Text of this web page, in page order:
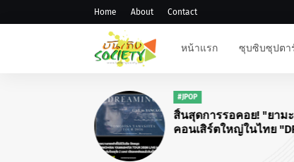
Home About Contact
หน้าแรก ซุบซิบซุปตา
💛
IN